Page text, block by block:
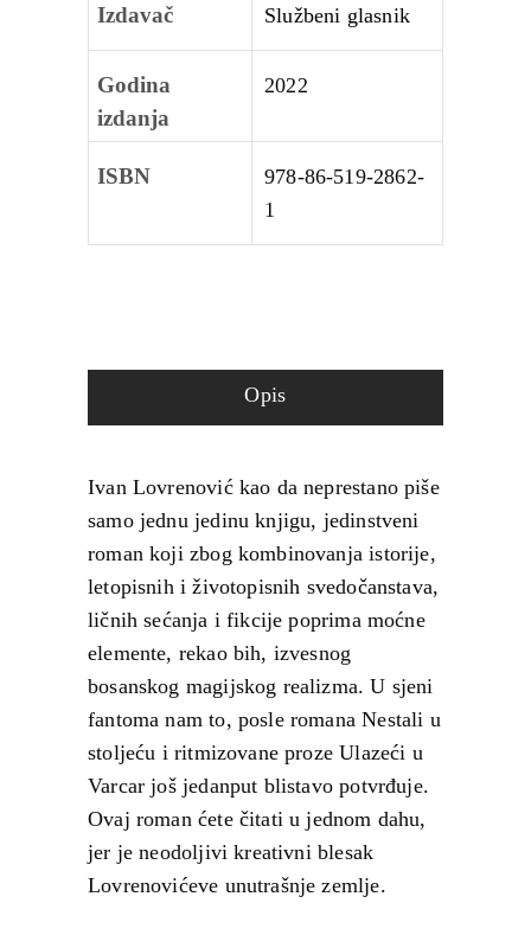
Izdavač Službeni glasnik
Godina
izdanja
2022
ISBN
978-86-519-2862-
1
Opis
Ivan Lovrenović kao da neprestano piše
samo jednu jedinu knjigu, jedinstveni
roman koji zbog kombinovanja istorije,
letopisnih i životopisnih svedočanstava,
ličnih sećanja i fikcije poprima moćne
elemente, rekao bih, izvesnog
bosanskog magijskog realizma. U sjeni
fantoma nam to, posle romana Nestali u
stoljeću i ritmizovane proze Ulazeći u
Varcar još jedanput blistavo potvrđuje.
Ovaj roman ćete čitati u jednom dahu,
jer je neodoljivi kreativni blesak
Lovrenovićeve unutrašnje zemlje.